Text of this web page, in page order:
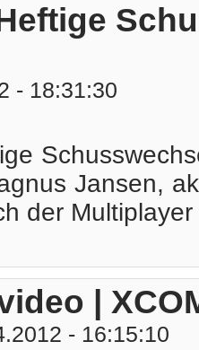
- 18:31:30
Jansen,
der
|
- 16:15:10